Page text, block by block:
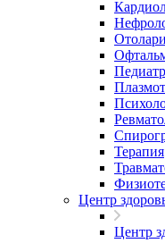
Терапия
Центр
Центр